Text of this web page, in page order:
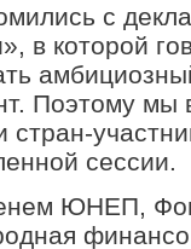
с
в которой
Поэтому
стран-
сессии.
ЮНЕП,